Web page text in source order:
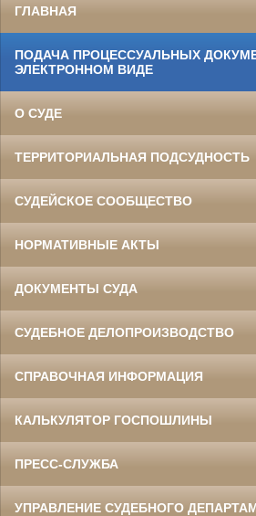
ГЛАВНАЯ
ПОДАЧА ПРОЦЕССУАЛЬНЫХ
ЭЛЕКТРОННОМ ВИДЕ
О СУДЕ
ТЕРРИТОРИАЛЬНАЯ ПОДСУДНОСТЬ
СУДЕЙСКОЕ СООБЩЕСТВО
НОРМАТИВНЫЕ АКТЫ
ДОКУМЕНТЫ СУДА
СУДЕБНОЕ ДЕЛОПРОИЗВОДСТВО
СПРАВОЧНАЯ ИНФОРМАЦИЯ
КАЛЬКУЛЯТОР ГОСПОШЛИНЫ
ПРЕСС-СЛУЖБА
УПРАВЛЕНИЕ СУДЕБНОГО